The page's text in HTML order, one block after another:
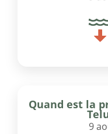
Quand est la
9